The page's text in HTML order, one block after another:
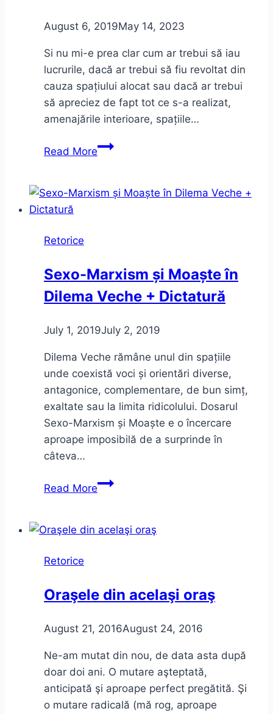
August 6, 2019May 14, 2023
Si nu mi-e prea clar cum ar trebui să iau
lucrurile, dacă ar trebui să fiu revoltat din
cauza spațiului alocat sau dacă ar trebui
să apreciez de fapt tot ce s-a realizat,
amenajările interioare, spațiile…
Read MoreAm
Muzeul
Retorice
Sexo-Marxism și Moaște în
Dilema Veche + Dictatură
July 1, 2019July 2, 2019
Dilema Veche rămâne unul din spațiile
unde coexistă voci și orientări diverse,
antagonice, complementare, de bun simț,
exaltate sau la limita ridicolului. Dosarul
Sexo-Marxism și Moaște e o încercare
aproape imposibilă de a surprinde în
câteva…
Read MoreSexo-
Moaște
+
Retorice
Oraşele din acelaşi oraş
August 21, 2016August 24, 2016
Ne-am mutat din nou, de data asta după
doar doi ani. O mutare aşteptată,
anticipată şi aproape perfect pregătită. Şi
o mutare radicală (mă rog, aproape